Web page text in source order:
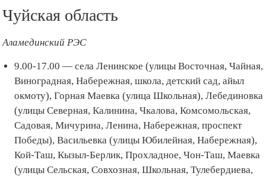
Чуйская область
Аламединский РЭС
9.00-17.00 — села Ленинское (улицы Восточная, Чайная,
Виноградная, Набережная, школа, детский сад, айыл
окмоту), Горная Маевка (улица Школьная), Лебединовка
(улицы Северная, Калинина, Чкалова, Комсомольская,
Садовая, Мичурина, Ленина, Набережная, проспект
Победы), Васильевка (улицы Юбилейная, Набережная),
Кой-Таш, Кызыл-Берлик, Прохладное, Чон-Таш, Маевка
(улицы Сельская, Совхозная, Школьная, Тулебердиева,